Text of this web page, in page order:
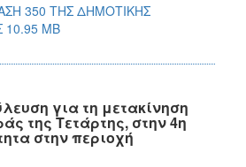
350 ΤΗΣ ΔΗΜΟΤΙΚΗΣ
MB
για τη μετακίνηση
της Τετάρτης, στην 4η
στην περιοχή